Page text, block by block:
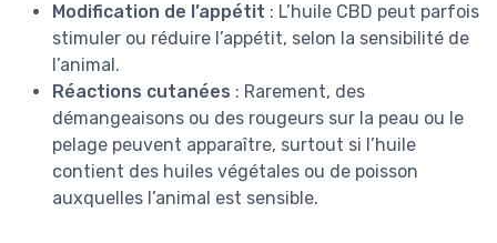
Modification de l’appétit : L’huile CBD peut parfois
stimuler ou réduire l’appétit, selon la sensibilité de
l’animal.
Réactions cutanées : Rarement, des
démangeaisons ou des rougeurs sur la peau ou le
pelage peuvent apparaître, surtout si l’huile
contient des huiles végétales ou de poisson
auxquelles l’animal est sensible.